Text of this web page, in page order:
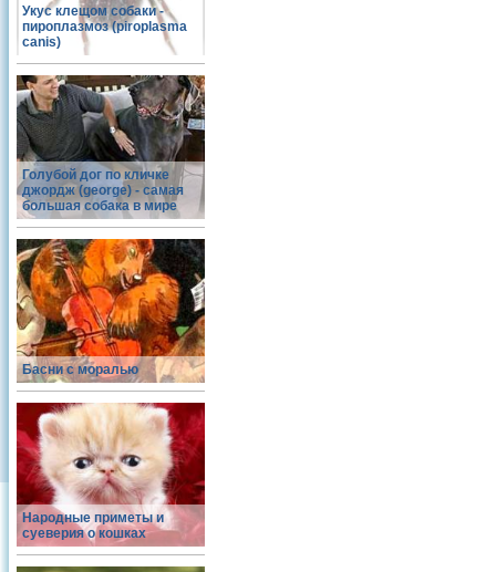
Укус клещом собаки -
пироплазмоз (piroplasma
canis)
Голубой дог по кличке
джордж (george) - самая
большая собака в мире
Басни с моралью
Народные приметы и
суеверия о кошках